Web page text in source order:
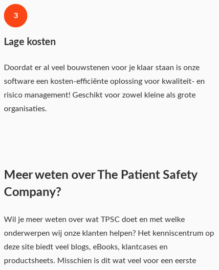
3
Lage kosten
Doordat er al veel bouwstenen voor je klaar staan is onze
software een kosten-efficiënte oplossing voor kwaliteit- en
risico management! Geschikt voor zowel kleine als grote
organisaties.
Meer weten over The Patient Safety
Company?
Wil je meer weten over wat TPSC doet en met welke
onderwerpen wij onze klanten helpen? Het kenniscentrum op
deze site biedt veel blogs, eBooks, klantcases en
productsheets. Misschien is dit wat veel voor een eerste